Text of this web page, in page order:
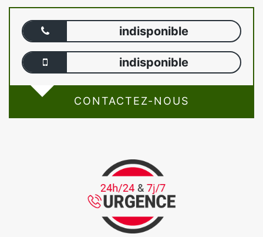
indisponible
indisponible
CONTACTEZ-NOUS